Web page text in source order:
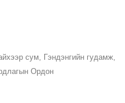
сум, Гэндэнгийн гудамж,
Ордон